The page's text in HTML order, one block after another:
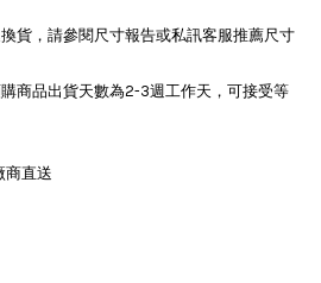
貨，請參閱尺寸報告或私訊客服推薦尺寸
商品出貨天數為2-3週工作天，可接受等
商直送